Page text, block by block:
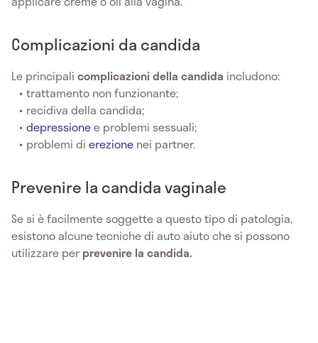
Complicazioni da candida
Le principali complicazionidella candida includono:
trattamento non funzionante;
recidiva della candida;
depressionee problemi sessuali;
problemi dierezione nei partner.
Prevenire la candida vaginale
Se si è facilmente soggette a questo tipo di patologia,
esistono alcune tecniche di auto aiuto che si possono
utilizzare per prevenire la candida.